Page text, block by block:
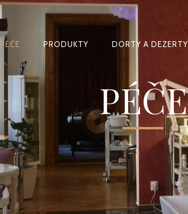
PÉČE PRODUKTY DORTY A DEZERTY
PÉČE